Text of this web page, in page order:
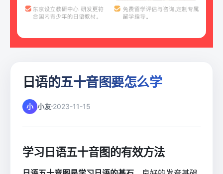
日语的五十音图要怎么学
小 小友 2023-11-15
学习日语五十音图的有效方法